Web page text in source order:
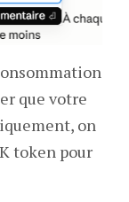
que votre
on
token pour